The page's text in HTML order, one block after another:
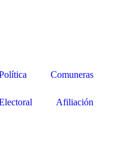
Comuneras
Afiliación